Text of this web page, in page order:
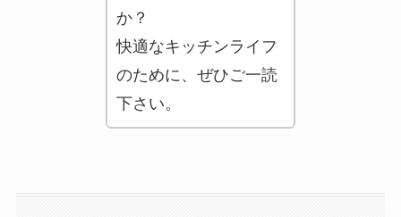
か？
快適なキッチンライフ
のために、ぜひご一読
下さい。